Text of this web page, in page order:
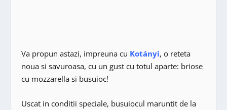
Va propun astazi, impreuna cu Kotányi, o reteta
noua si savuroasa, cu un gust cu totul aparte: briose
cu mozzarella si busuioc!
Uscat in conditii speciale, busuiocul maruntit de la